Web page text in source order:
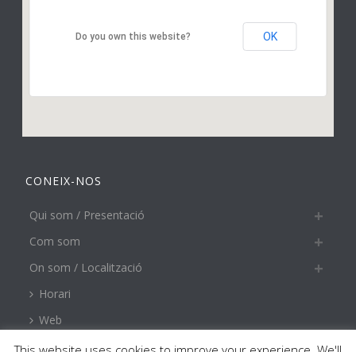
Do you own this website? OK
CONEIX-NOS
Qui som / Presentació
Com som
On som / Localització
Horari
Web